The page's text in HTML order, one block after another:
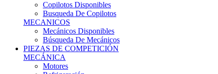
Copilotos Disponibles
Busqueda De Copilotos
MECANICOS
Mecánicos Disponibles
Búsqueda De Mecánicos
PIEZAS DE COMPETICIÓN
MECÁNICA
Motores